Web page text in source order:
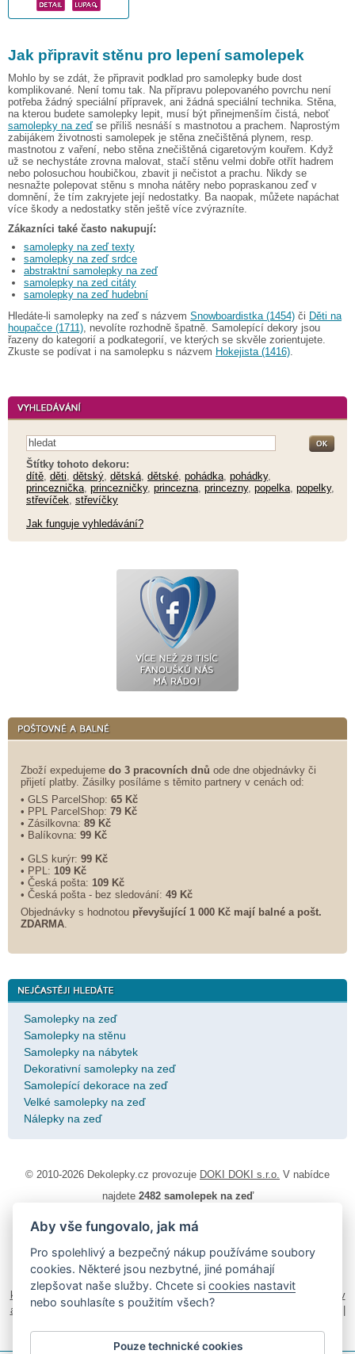
Jak připravit stěnu pro lepení samolepek
Mohlo by se zdát, že připravit podklad pro samolepky bude dost
komplikované. Není tomu tak. Na přípravu polepovaného povrchu není
potřeba žádný speciální přípravek, ani žádná speciální technika. Stěna,
na kterou budete samolepky lepit, musí být přinejmenším čistá, neboť
samolepky na zeďse příliš nesnáší s mastnotou a prachem. Naprostým
zabijákem životnosti samolepek je stěna znečištěná plynem, resp.
mastnotou z vaření, nebo stěna znečištěná cigaretovým kouřem. Když
už se nechystáte zrovna malovat, stačí stěnu velmi dobře otřít hadrem
nebo polosuchou houbičkou, zbavit ji nečistot a prachu. Nikdy se
nesnažte polepovat stěnu s mnoha nátěry nebo popraskanou zeď v
domnění, že tím zakryjete její nedostatky. Ba naopak, můžete napáchat
více škody a nedostatky stěn ještě více zvýrazníte.
Zákazníci také často nakupují:
samolepky na zeď texty
samolepky na zeď srdce
abstraktní samolepky na zeď
samolepky na zed citáty
samolepky na zeď hudební
Hledáte-li samolepky na zeď s názvem Snowboardistka (1454) či Děti na
houpačce (1711), nevolíte rozhodně špatně. Samolepící dekory jsou
řazeny do kategorií a podkategorií, ve kterých se skvěle zorientujete.
Zkuste se podívat i na samolepku s názvem Hokejista (1416).
Štítky tohoto dekoru:
dítě, děti, dětský, dětská, dětské, pohádka, pohádky,
princeznička, princezničky, princezna, princezny, popelka, popelky,
střevíček, střevíčky
Jak funguje vyhledávání?
Zboží expedujeme do 3 pracovních dnů ode dne objednávky či
přijetí platby. Zásilky posíláme s těmito partnery v cenách od:
• GLS ParcelShop: 65 Kč
• PPL ParcelShop: 79 Kč
• Zásilkovna: 89 Kč
• Balíkovna: 99 Kč
• GLS kurýr: 99 Kč
• PPL: 109 Kč
• Česká pošta: 109 Kč
• Česká pošta - bez sledování: 49 Kč
Objednávky s hodnotou převyšující 1 000 Kč mají balné a pošt.
ZDARMA.
Samolepky na zeď
Samolepky na stěnu
Samolepky na nábytek
Dekorativní samolepky na zeď
Samolepící dekorace na zeď
Velké samolepky na zeď
Nálepky na zeď
© 2010-2026 Dekolepky.cz provozuje DOKI DOKI s.r.o. V nabídce
najdete 2482 samolepek na zeď
Návod k lepení|Životnost samolepek na zeď
podmínky|Ochrana osobních údajů|Cookies |Reklamační řád
Impressum
samolepky na auto |fotomagnetky na lednici fotokalendáře
kühlschrank fotomagnete
foto magnesy na lodówkę|samolepky dieťa v
aute |logoprinty |nálepky na stenu | dárky pro ženy
Aby vše fungovalo, jak má
Pro spolehlivý a bezpečný nákup používáme soubory
cookies. Některé jsou nezbytné, jiné pomáhají
zlepšovat naše služby. Chcete sicookies nastavit
nebo souhlasíte s použitím všech?
Pouze technické cookies